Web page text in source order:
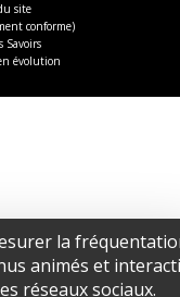
la
animés et
réseaux sociaux.
site
conforme)
Savoirs
évolution